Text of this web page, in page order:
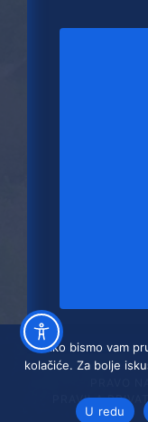
PRAVO
PRAVILA
Kako bismo vam
kolačiće. Za bolje
U redu